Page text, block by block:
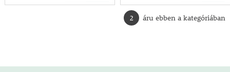
2 áru ebben a kategóriában